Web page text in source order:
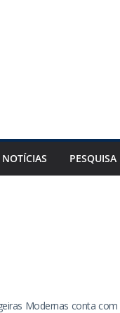
NOTÍCIAS PESQUISA
Modernas conta com